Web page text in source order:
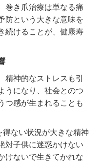
巻き爪治療は単なる痛
防という大きな意味を
続けることが、健康寿
精神的なストレスも引
うになり、社会とのつ
つ感が生まれることも
ない状況が大きな精神
対子供に迷惑かけない
けないで生きてかれな